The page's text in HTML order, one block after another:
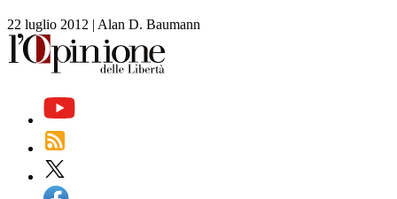
22 luglio 2012 | Alan D. Baumann